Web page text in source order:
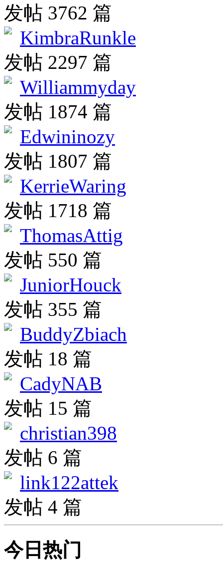
发帖 3762 篇
KimbraRunkle
发帖 2297 篇
Williammyday
发帖 1874 篇
Edwininozy
发帖 1807 篇
KerrieWaring
发帖 1718 篇
ThomasAttig
发帖 550 篇
JuniorHouck
发帖 355 篇
BuddyZbiach
发帖 18 篇
CadyNAB
发帖 15 篇
christian398
发帖 6 篇
link122attek
发帖 4 篇
今日热门